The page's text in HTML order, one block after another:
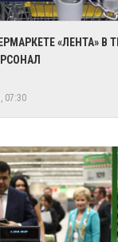
«ЛЕНТА» В
07:30